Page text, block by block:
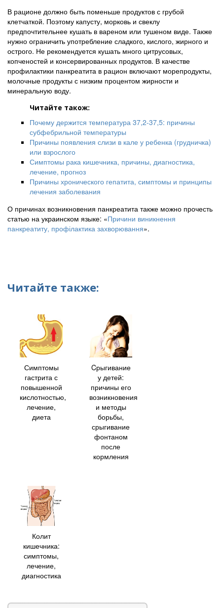
В рационе должно быть поменьше продуктов с грубой
клетчаткой. Поэтому капусту, морковь и свеклу
предпочтительнее кушать в вареном или тушеном виде. Также
нужно ограничить употребление сладкого, кислого, жирного и
острого. Не рекомендуется кушать много цитрусовых,
копченостей и консервированных продуктов. В качестве
профилактики панкреатита в рацион включают морепродукты,
молочные продукты с низким процентом жирности и
минеральную воду.
Читайте також:
Почему держится температура 37,2-37,5: причины
субфебрильной температуры
Причины появления слизи в кале у ребенка (грудничка)
или взрослого
Симптомы рака кишечника, причины, диагностика,
лечение, прогноз
Причины хронического гепатита, симптомы и принципы
лечения заболевания
О причинах возникновения панкреатита также можно прочесть
статью на украинском языке: «Причини виникнення
панкреатиту, профілактика захворювання».
Читайте также:
Симптомы
гастрита с
повышенной
кислотностью,
лечение,
диета
Cрыгивание
у детей:
причины его
возникновения
и методы
борьбы,
срыгивание
фонтаном
после
кормления
Колит
кишечника:
симптомы,
лечение,
диагностика